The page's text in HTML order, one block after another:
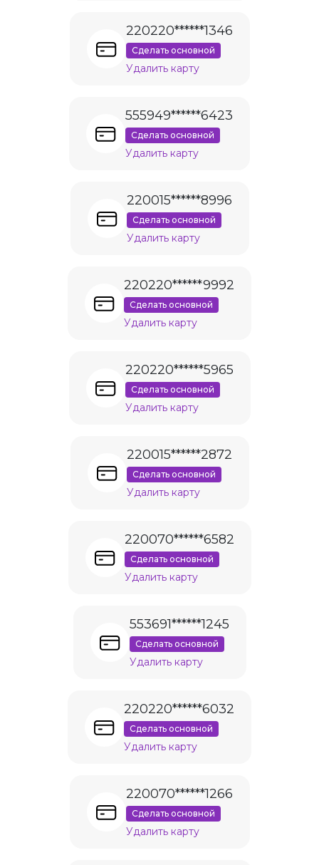
220220******1346
Сделать основной
Удалить карту
555949******6423
Сделать основной
Удалить карту
220015******8996
Сделать основной
Удалить карту
220220******9992
Сделать основной
Удалить карту
220220******5965
Сделать основной
Удалить карту
220015******2872
Сделать основной
Удалить карту
220070******6582
Сделать основной
Удалить карту
553691******1245
Сделать основной
Удалить карту
220220******6032
Сделать основной
Удалить карту
220070******1266
Сделать основной
Удалить карту